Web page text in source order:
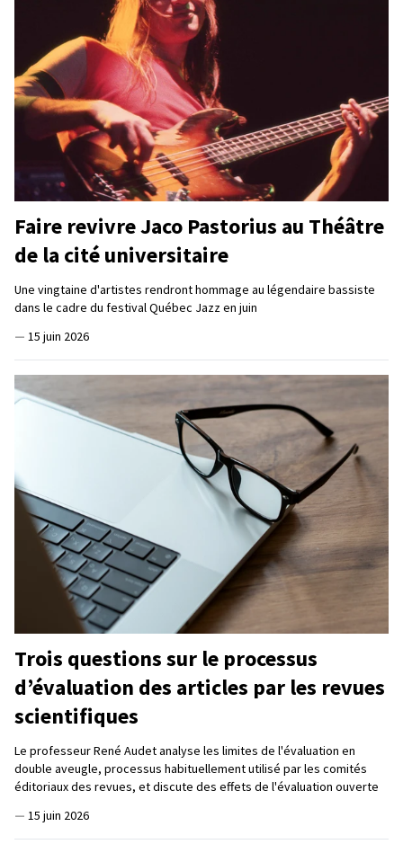
Faire revivre Jaco Pastorius au Théâtre
de la cité universitaire
Une vingtaine d'artistes rendront hommage au légendaire bassiste
dans le cadre du festival Québec Jazz en juin
— 15 juin 2026
Trois questions sur le processus
d’évaluation des articles par les revues
scientifiques
Le professeur René Audet analyse les limites de l'évaluation en
double aveugle, processus habituellement utilisé par les comités
éditoriaux des revues, et discute des effets de l'évaluation ouverte
— 15 juin 2026